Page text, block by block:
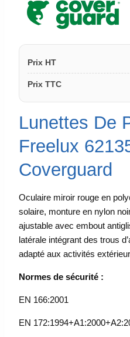
Prix HT
Prix TTC
Lunettes De
Freelux
Coverguard
Oculaire miroir rouge en
solaire, monture en nylon
ajustable avec embout
latérale intégrant des trous
adapté aux activités
Normes de sécurité :
EN 166:2001
EN